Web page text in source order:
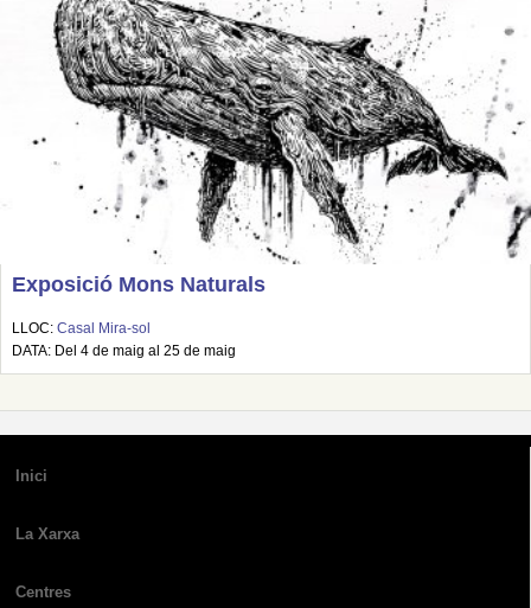
Exposició Mons Naturals
LLOC: Casal Mira-sol
DATA: Del 4 de maig al 25 de maig
Inici
La Xarxa
Centres